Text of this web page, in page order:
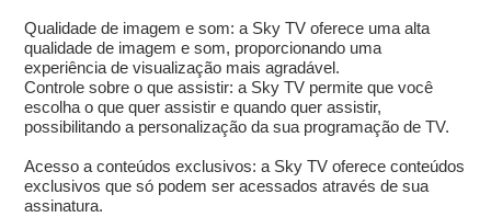
Qualidade de imagem e som: a Sky TV oferece uma alta
qualidade de imagem e som, proporcionando uma
experiência de visualização mais agradável.
Controle sobre o que assistir: a Sky TV permite que você
escolha o que quer assistir e quando quer assistir,
possibilitando a personalização da sua programação de TV.
Acesso a conteúdos exclusivos: a Sky TV oferece conteúdos
exclusivos que só podem ser acessados através de sua
assinatura.